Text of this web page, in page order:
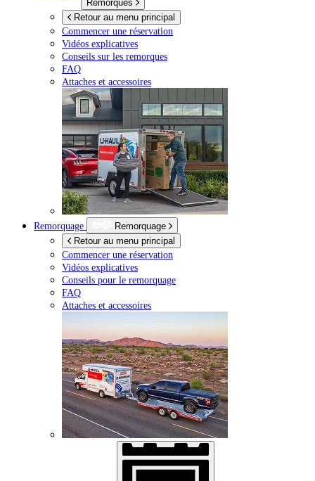
Remorques
Retour au menu principal
Commencer une réservation
Vidéos explicatives
Conseils sur les remorques
FAQ
Attaches et accessoires
Remorquage
Remorquage
Retour au menu principal
Commencer une réservation
Vidéos explicatives
Conseils pour le remorquage
FAQ
Attaches et accessoires